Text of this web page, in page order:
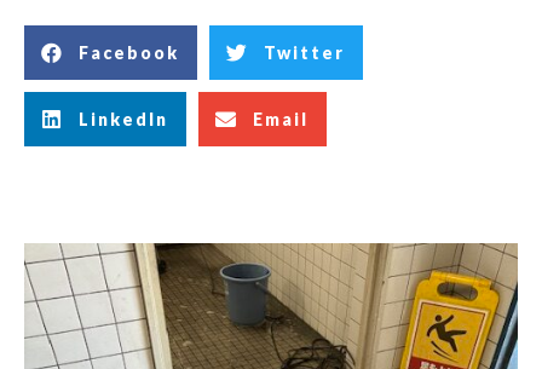
Facebook Twitter
LinkedIn Email